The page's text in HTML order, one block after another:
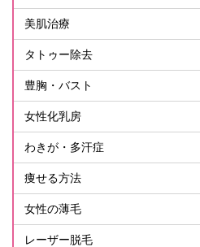
美肌治療
タトゥー除去
豊胸・バスト
女性化乳房
わきが・多汗症
痩せる方法
女性の薄毛
レーザー脱毛